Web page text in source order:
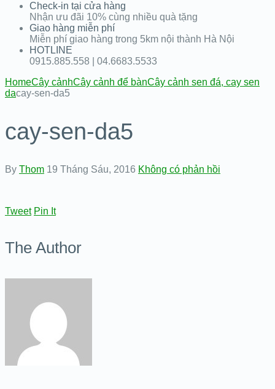
Check-in tại cửa hàng
Nhận ưu đãi 10% cùng nhiều quà tặng
Giao hàng miễn phí
Miễn phí giao hàng trong 5km nội thành Hà Nội
HOTLINE
0915.885.558 | 04.6683.5533
HomeCây cảnhCây cảnh để bànCây cảnh sen đá, cay sen
dacay-sen-da5
cay-sen-da5
By Thom 19 Tháng Sáu, 2016 Không có phản hồi
Tweet Pin It
The Author